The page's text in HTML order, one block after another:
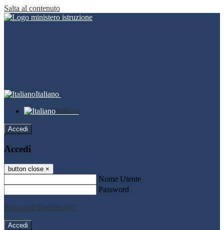
Salta al contenuto
Italiano
Italiano
Accedi
Accedi
button close ×
Nome Utente
Password
Password dimenticata?